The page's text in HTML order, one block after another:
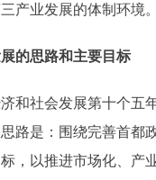
产业发展的体制环境
的思路和主要目标
社会发展第十个五年
路是：围绕完善首都
，以推进市场化、产